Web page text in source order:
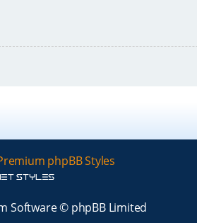
phpBB Styles
Software © phpBB Limited